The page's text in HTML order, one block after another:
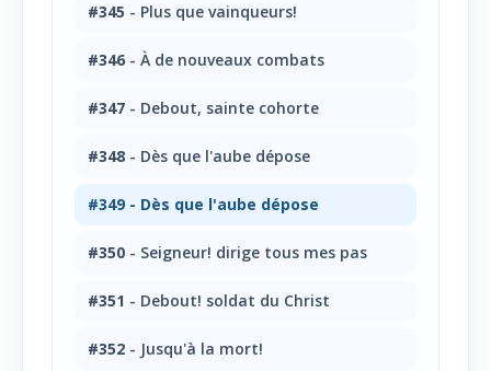
#345 - Plus que vainqueurs!
#346 - À de nouveaux combats
#347 - Debout, sainte cohorte
#348 - Dès que l'aube dépose
#349 - Dès que l'aube dépose
#350 - Seigneur! dirige tous mes pas
#351 - Debout! soldat du Christ
#352 - Jusqu'à la mort!